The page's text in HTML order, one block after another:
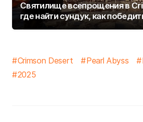
Святилище всепрощения в
где найти сундук, как
Crimson Desert Pearl Abyss
2025